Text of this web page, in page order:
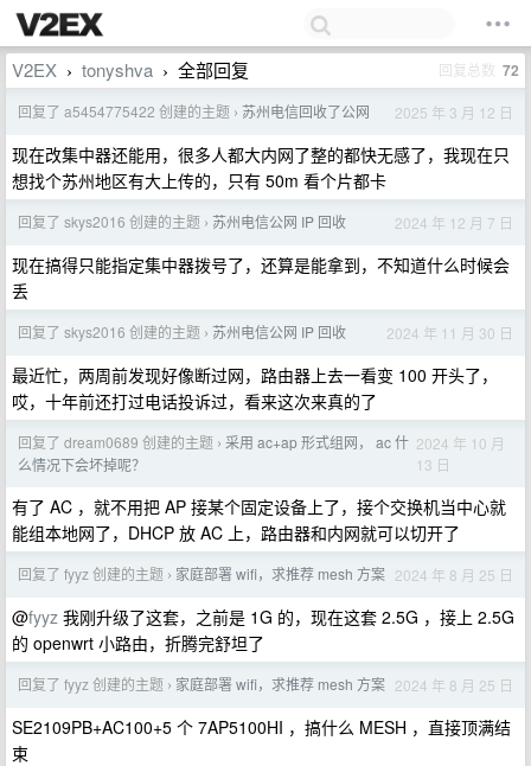
V2EX › tonyshva › 全部回复 回复总数 72
回复了 a5454775422 创建的主题 › 苏州电信回收了公网 2025 年 3 月 12 日
现在改集中器还能用，很多人都大内网了整的都快无感了，我现在只
想找个苏州地区有大上传的，只有 50m 看个片都卡
回复了 skys2016 创建的主题 › 苏州电信公网 IP 回收 2024 年 12 月 7 日
现在搞得只能指定集中器拨号了，还算是能拿到，不知道什么时候会
丢
回复了 skys2016 创建的主题 › 苏州电信公网 IP 回收 2024 年 11 月 30 日
最近忙，两周前发现好像断过网，路由器上去一看变 100 开头了，
哎，十年前还打过电话投诉过，看来这次来真的了
回复了 dream0689 创建的主题 › 采用 ac+ap 形式组网， ac 什
么情况下会坏掉呢？
2024 年 10 月
13 日
有了 AC ，就不用把 AP 接某个固定设备上了，接个交换机当中心就
能组本地网了，DHCP 放 AC 上，路由器和内网就可以切开了
回复了 fyyz 创建的主题 › 家庭部署 wifi，求推荐 mesh 方案 2024 年 8 月 25 日
@fyyz 我刚升级了这套，之前是 1G 的，现在这套 2.5G ，接上 2.5G
的 openwrt 小路由，折腾完舒坦了
回复了 fyyz 创建的主题 › 家庭部署 wifi，求推荐 mesh 方案 2024 年 8 月 25 日
SE2109PB+AC100+5 个 7AP5100HI ，搞什么 MESH ，直接顶满结
束